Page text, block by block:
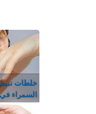
خلطات
السمراء في 15